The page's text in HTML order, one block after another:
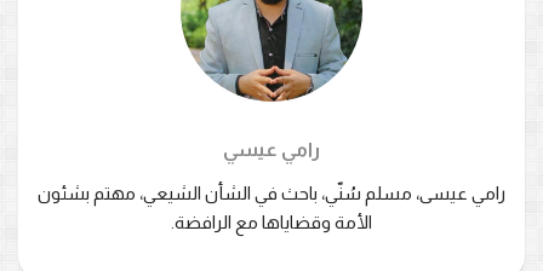
رامي عيسي
رامي عيسى، مسلم سُنّي، باحث في الشأن الشيعي، مهتم بشئون
الأمة وقضاياها مع الرافضة.